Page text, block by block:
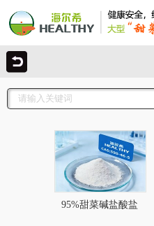
95%甜菜碱盐酸盐